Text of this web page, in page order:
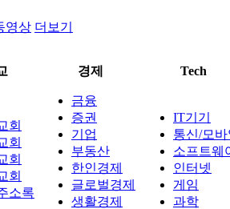
영상 더보기
경제 Tech
회
회
회
회
소록
금융
증권
기업
부동산
한인경제
글로벌경제
생활경제
IT기기
통신/모
소프트웨
인터넷
게임
과학